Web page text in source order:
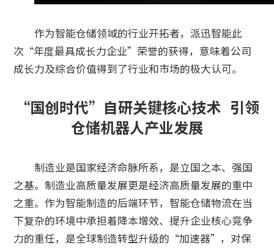
作为智能仓储领域的行业开拓者，派迅智能此
次“年度最具成长力企业”荣誉的获得，意味着公司
成长力及综合价值得到了行业和市场的极大认可。
“国创时代”自研关键核心技术 引领
仓储机器人产业发展
制造业是国家经济命脉所系，是立国之本、强国
之基。制造业高质量发展更是经济高质量发展的重中
之重。作为智能制造的后端环节，智能仓储物流在当
下复杂的环境中承担着降本增效、提升企业核心竞争
力的重任，是全球制造转型升级的“加速器”，对保